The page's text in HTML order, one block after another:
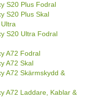
S20 Plus Fodral
S20 Plus Skal
S20 Ultra Fodral
A72 Fodral
A72 Skal
A72 Skärmskydd &
A72 Laddare, Kablar &